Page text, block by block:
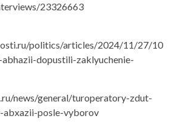
23326663
politics/articles/2024/11/27/10
dopustili-zaklyuchenie-
news/general/turoperatory-zdut-
abxazii-posle-vyborov